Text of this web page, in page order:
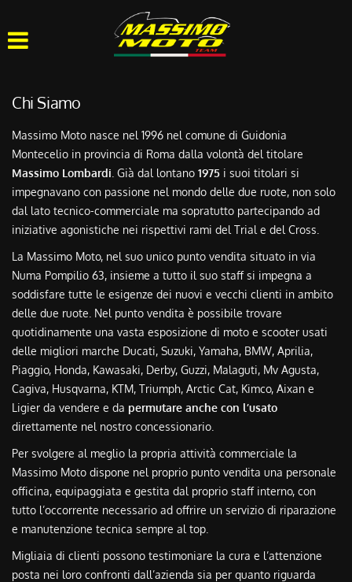
OFFICINA
ACQUISTIAMO USATO
ASSISTENZA
CONTATTI
Chi Siamo
Massimo Moto nasce nel 1996 nel comune di Guidonia
Montecelio in provincia di Roma dalla volontà del titolare
Massimo Lombardi . Già dal lontano 1975 i suoi titolari si
impegnavano con passione nel mondo delle due ruote, non solo
dal lato tecnico-commerciale ma sopratutto partecipando ad
iniziative agonistiche nei rispettivi rami del Trial e del Cross.
La Massimo Moto, nel suo unico punto vendita situato in via
Numa Pompilio 63, insieme a tutto il suo staff si impegna a
soddisfare tutte le esigenze dei nuovi e vecchi clienti in ambito
delle due ruote. Nel punto vendita è possibile trovare
quotidinamente una vasta esposizione di moto e scooter usati
delle migliori marche Ducati, Suzuki, Yamaha, BMW, Aprilia,
Piaggio, Honda, Kawasaki, Derby, Guzzi, Malaguti, Mv Agusta,
Cagiva, Husqvarna, KTM, Triumph, Arctic Cat, Kimco, Aixan e
Ligier da vendere e da permutare anche con l’usato
direttamente nel nostro concessionario.
Per svolgere al meglio la propria attività commerciale la
Massimo Moto dispone nel proprio punto vendita una personale
officina, equipaggiata e gestita dal proprio staff interno, con
tutto l’occorrente necessario ad offrire un servizio di riparazione
e manutenzione tecnica sempre al top.
Migliaia di clienti possono testimoniare la cura e l’attenzione
posta nei loro confronti dall’azienda sia per quanto riguarda